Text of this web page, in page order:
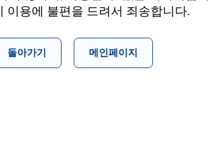
이용에 불편을 드려서 죄송합니다.
돌아가기 메인페이지